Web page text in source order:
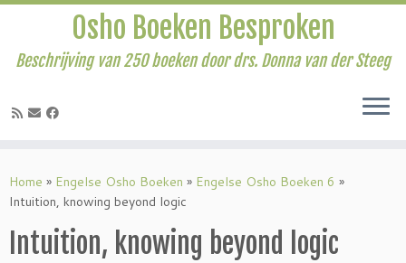
naar
inhoud
Osho Boeken Besproken
Beschrijving van 250 boeken door drs. Donna van der Steeg
Home » Engelse Osho Boeken » Engelse Osho Boeken 6 »
Intuition, knowing beyond logic
Intuition, knowing beyond logic